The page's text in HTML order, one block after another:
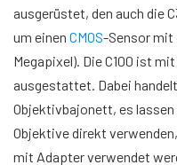
ausgerüstet, den auch die
um einen CMOS-Sensor mit
Megapixel). Die C100 ist
ausgestattet. Dabei
Objektivbajonett, es lassen
Objektive direkt
mit Adapter verwendet